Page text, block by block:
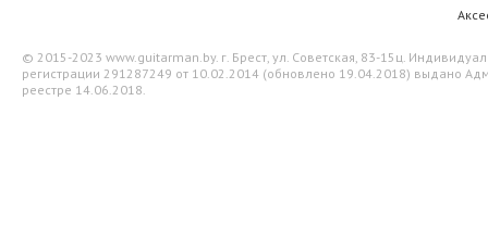
© 2015-2023 www.guitarman.by. г. Брест, ул. Советская, 83-15ц.
регистрации 291287249 от 10.02.2014 (обновлено 19.04.2018) выдано
реестре 14.06.2018.